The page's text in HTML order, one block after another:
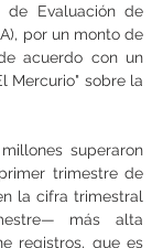
de Evaluación de
por un monto de
acuerdo con un
Mercurio" sobre la
superaron
trimestre de
la cifra trimestral
más alta
registros, que es